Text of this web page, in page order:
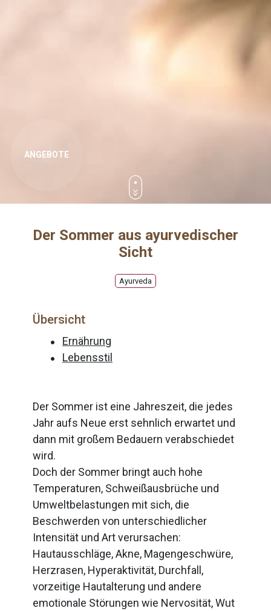
Der Sommer aus ayurvedischer
Sicht
Ayurveda
Übersicht
Ernährung
Lebensstil
Der Sommer ist eine Jahreszeit, die jedes
Jahr aufs Neue erst sehnlich erwartet und
dann mit großem Bedauern verabschiedet
wird.
Doch der Sommer bringt auch hohe
Temperaturen, Schweißausbrüche und
Umweltbelastungen mit sich, die
Beschwerden von unterschiedlicher
Intensität und Art verursachen:
Hautausschläge, Akne, Magengeschwüre,
Herzrasen, Hyperaktivität, Durchfall,
vorzeitige Hautalterung und andere
emotionale Störungen wie Nervosität, Wut